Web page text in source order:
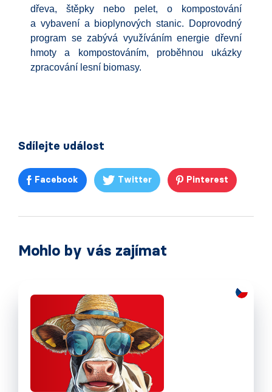
dřeva, štěpky nebo pelet, o kompostování
a vybavení a bioplynových stanic. Doprovodný
program se zabývá využíváním energie dřevní
hmoty a kompostováním, proběhnou ukázky
zpracování lesní biomasy.
Sdílejte událost
Facebook Twitter Pinterest
Mohlo by vás zajímat